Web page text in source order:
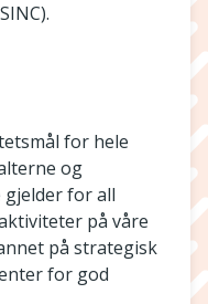
for hele
og
gjelder for all
på våre
på strategisk
for god